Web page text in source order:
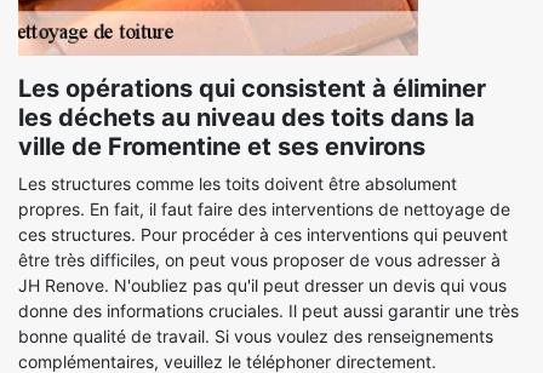
Les opérations qui consistent à éliminer
les déchets au niveau des toits dans la
ville de Fromentine et ses environs
Les structures comme les toits doivent être absolument
propres. En fait, il faut faire des interventions de nettoyage de
ces structures. Pour procéder à ces interventions qui peuvent
être très difficiles, on peut vous proposer de vous adresser à
JH Renove. N'oubliez pas qu'il peut dresser un devis qui vous
donne des informations cruciales. Il peut aussi garantir une très
bonne qualité de travail. Si vous voulez des renseignements
complémentaires, veuillez le téléphoner directement.